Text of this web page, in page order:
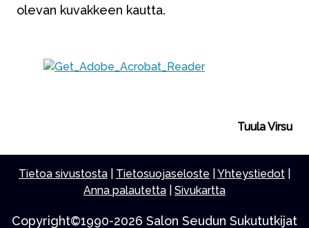
olevan kuvakkeen kautta.
Tuula Virsu
Tietoa sivustosta Tietosuojaseloste Yhteystiedot
Anna palautetta
Sivukartta
Copyright©1990-2026 Salon Seudun Sukututkijat